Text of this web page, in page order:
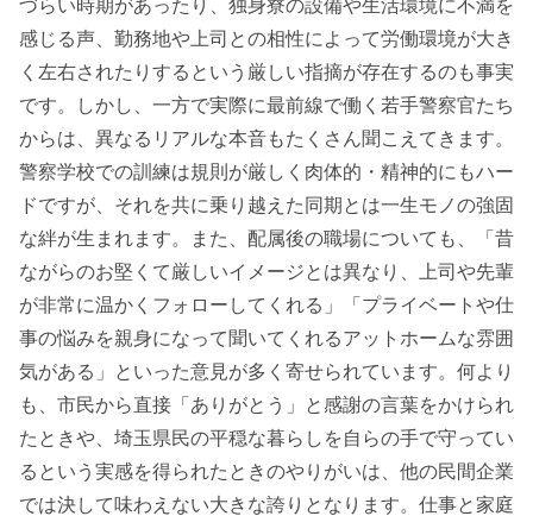
づらい時期があったり、独身寮の設備や生活環境に不満を
感じる声、勤務地や上司との相性によって労働環境が大き
く左右されたりするという厳しい指摘が存在するのも事実
です。しかし、一方で実際に最前線で働く若手警察官たち
からは、異なるリアルな本音もたくさん聞こえてきます。
警察学校での訓練は規則が厳しく肉体的・精神的にもハー
ドですが、それを共に乗り越えた同期とは一生モノの強固
な絆が生まれます。また、配属後の職場についても、「昔
ながらのお堅くて厳しいイメージとは異なり、上司や先輩
が非常に温かくフォローしてくれる」「プライベートや仕
事の悩みを親身になって聞いてくれるアットホームな雰囲
気がある」といった意見が多く寄せられています。何より
も、市民から直接「ありがとう」と感謝の言葉をかけられ
たときや、埼玉県民の平穏な暮らしを自らの手で守ってい
るという実感を得られたときのやりがいは、他の民間企業
では決して味わえない大きな誇りとなります。仕事と家庭